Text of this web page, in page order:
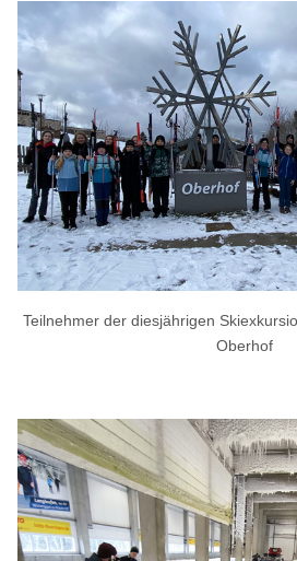
Teilnehmer der diesjährigen
Oberhof